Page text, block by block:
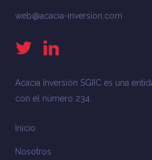
web@acacia-inversion.com
Acacia Inversión SGIIC es una
con el número 234.
Inicio
Nosotros